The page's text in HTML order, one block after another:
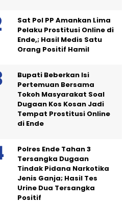
Sat Pol PP Amankan Lima
Pelaku Prostitusi Online di
Ende,; Hasil Medis Satu
Orang Positif Hamil
Bupati Beberkan Isi
Pertemuan Bersama
Tokoh Masyarakat Soal
Dugaan Kos Kosan Jadi
Tempat Prostitusi Online
di Ende
Polres Ende Tahan 3
Tersangka Dugaan
Tindak Pidana Narkotika
Jenis Ganja; Hasil Tes
Urine Dua Tersangka
Positif